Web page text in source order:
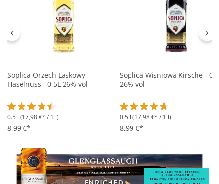
Soplica Orzech Laskowy
Haselnuss - 0,5L 26% vol
Durchschnittliche Bewertung von 4.4 von 5 Sternen
0.5 l (17,98 €* / 1 l)
8,99 €*
Soplica Wisniowa Kirsche -
26% vol
Durchschnittliche
0.5 l (17,98 €* / 1 l)
8,99 €*